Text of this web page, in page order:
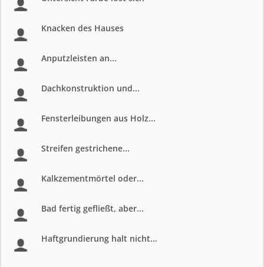
Knacken des Hauses
Anputzleisten an...
Dachkonstruktion und...
Fensterleibungen aus Holz...
Streifen gestrichene...
Kalkzementmörtel oder...
Bad fertig gefließt, aber...
Haftgrundierung halt nicht...